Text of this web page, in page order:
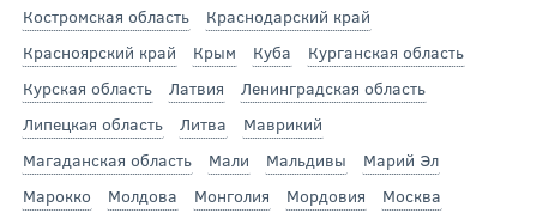
Костромская область
Краснодарский край
Красноярский край
Крым Куба
Курганская область
Курская область
Латвия
Ленинградская область
Липецкая область
Литва
Маврикий
Магаданская область
Мали Мальдивы
Марий Эл
Марокко
Молдова Монголия Мордовия
Москва